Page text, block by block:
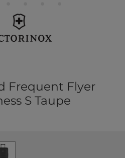
Frequent Flyer
S Taupe